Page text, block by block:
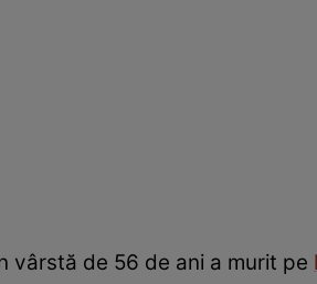
vârstă de 56 de ani a murit pe